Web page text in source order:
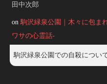
田中次郎
on 駒沢緑泉公園｜木々に包ま
ワサの心霊話-
駒沢緑泉公園での自殺につい